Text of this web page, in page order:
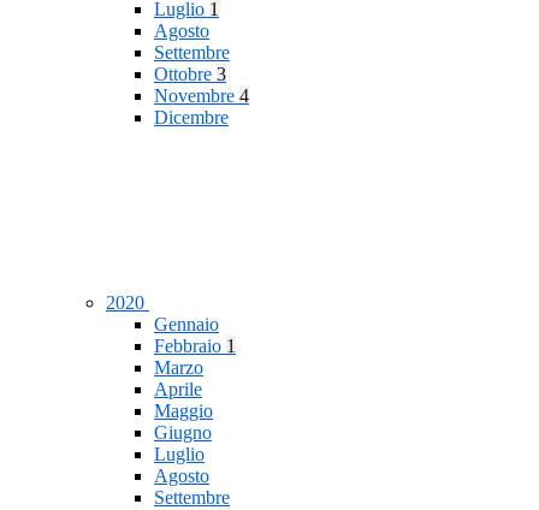
Luglio 1
Agosto
Settembre
Ottobre 3
Novembre 4
Dicembre
2020
Gennaio
Febbraio 1
Marzo
Aprile
Maggio
Giugno
Luglio
Agosto
Settembre